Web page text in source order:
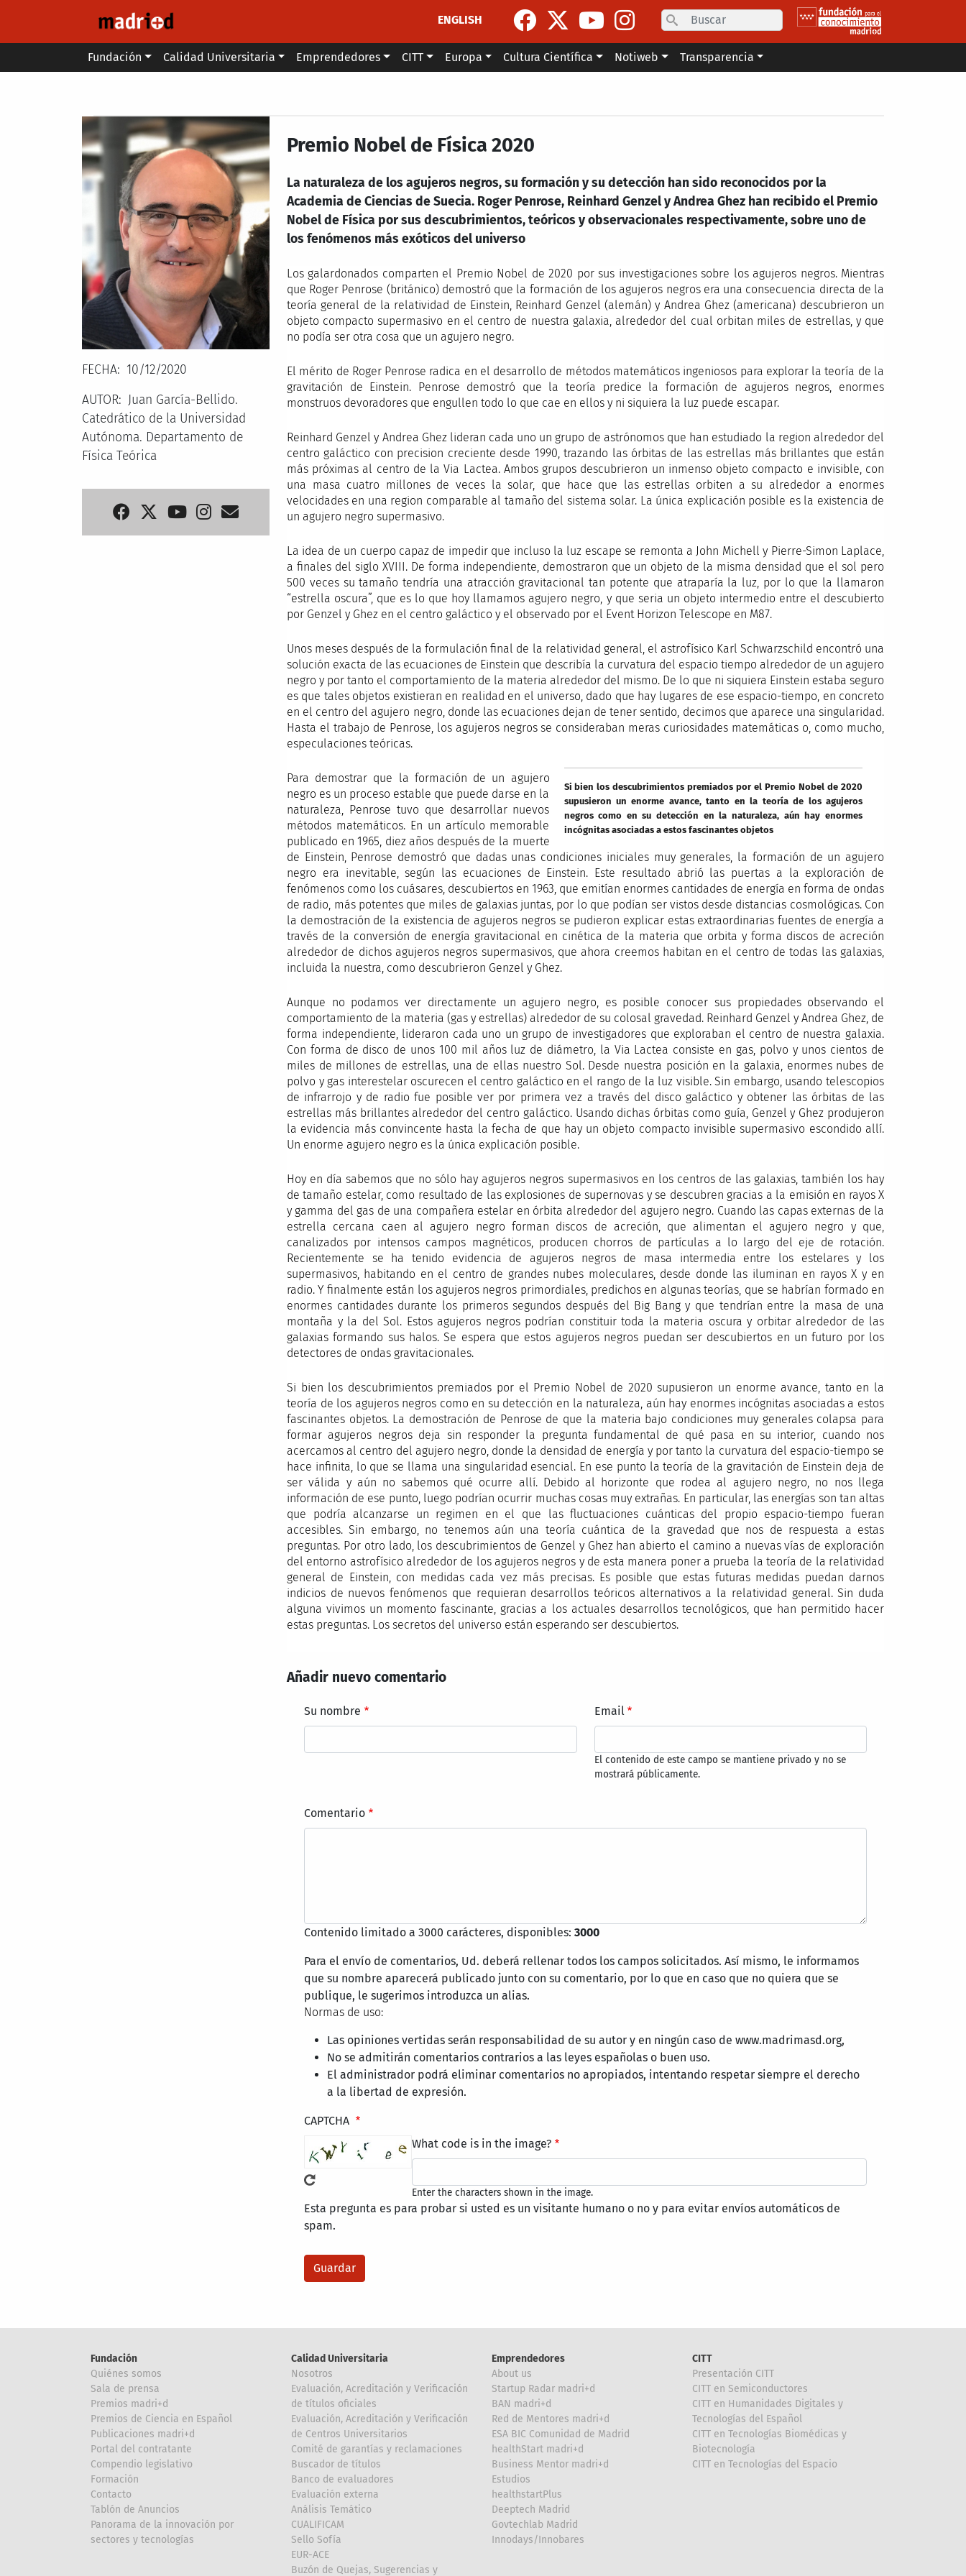
ENGLISH
Search
Main menu
Fundación Calidad Universitaria Emprendedores CITT Europa Cultura Científica Notiweb Transparencia
FECHA
10/12/2020
AUTOR
Juan García-Bellido.
Catedrático de la Universidad
Autónoma. Departamento de
Física Teórica
Premio Nobel de Física 2020
La naturaleza de los agujeros negros, su formación y su detección han sido reconocidos por la
Academia de Ciencias de Suecia. Roger Penrose, Reinhard Genzel y Andrea Ghez han recibido el Premio
Nobel de Física por sus descubrimientos, teóricos y observacionales respectivamente, sobre uno de
los fenómenos más exóticos del universo
Los galardonados comparten el Premio Nobel de 2020 por sus investigaciones sobre los agujeros negros. Mientras
que Roger Penrose (británico) demostró que la formación de los agujeros negros era una consecuencia directa de la
teoría general de la relatividad de Einstein, Reinhard Genzel (alemán) y Andrea Ghez (americana) descubrieron un
objeto compacto supermasivo en el centro de nuestra galaxia, alrededor del cual orbitan miles de estrellas, y que
no podía ser otra cosa que un agujero negro.
El mérito de Roger Penrose radica en el desarrollo de métodos matemáticos ingeniosos para explorar la teoría de la
gravitación de Einstein. Penrose demostró que la teoría predice la formación de agujeros negros, enormes
monstruos devoradores que engullen todo lo que cae en ellos y ni siquiera la luz puede escapar.
Reinhard Genzel y Andrea Ghez lideran cada uno un grupo de astrónomos que han estudiado la region alrededor del
centro galáctico con precision creciente desde 1990, trazando las órbitas de las estrellas más brillantes que están
más próximas al centro de la Via Lactea. Ambos grupos descubrieron un inmenso objeto compacto e invisible, con
una masa cuatro millones de veces la solar, que hace que las estrellas orbiten a su alrededor a enormes
velocidades en una region comparable al tamaño del sistema solar. La única explicación posible es la existencia de
un agujero negro supermasivo.
La idea de un cuerpo capaz de impedir que incluso la luz escape se remonta a John Michell y Pierre-Simon Laplace,
a finales del siglo XVIII. De forma independiente, demostraron que un objeto de la misma densidad que el sol pero
500 veces su tamaño tendría una atracción gravitacional tan potente que atraparía la luz, por lo que la llamaron
“estrella oscura”, que es lo que hoy llamamos agujero negro, y que seria un objeto intermedio entre el descubierto
por Genzel y Ghez en el centro galáctico y el observado por el Event Horizon Telescope en M87.
Unos meses después de la formulación final de la relatividad general, el astrofísico Karl Schwarzschild encontró una
solución exacta de las ecuaciones de Einstein que describía la curvatura del espacio tiempo alrededor de un agujero
negro y por tanto el comportamiento de la materia alrededor del mismo. De lo que ni siquiera Einstein estaba seguro
es que tales objetos existieran en realidad en el universo, dado que hay lugares de ese espacio-tiempo, en concreto
en el centro del agujero negro, donde las ecuaciones dejan de tener sentido, decimos que aparece una singularidad.
Hasta el trabajo de Penrose, los agujeros negros se consideraban meras curiosidades matemáticas o, como mucho,
especulaciones teóricas.
Si bien los descubrimientos premiados por el Premio Nobel de 2020
supusieron un enorme avance, tanto en la teoría de los agujeros
negros como en su detección en la naturaleza, aún hay enormes
incógnitas asociadas a estos fascinantes objetos
Para demostrar que la formación de un agujero
negro es un proceso estable que puede darse en la
naturaleza, Penrose tuvo que desarrollar nuevos
métodos matemáticos. En un artículo memorable
publicado en 1965, diez años después de la muerte
de Einstein, Penrose demostró que dadas unas condiciones iniciales muy generales, la formación de un agujero
negro era inevitable, según las ecuaciones de Einstein. Este resultado abrió las puertas a la exploración de
fenómenos como los cuásares, descubiertos en 1963, que emitían enormes cantidades de energía en forma de ondas
de radio, más potentes que miles de galaxias juntas, por lo que podían ser vistos desde distancias cosmológicas. Con
la demostración de la existencia de agujeros negros se pudieron explicar estas extraordinarias fuentes de energía a
través de la conversión de energía gravitacional en cinética de la materia que orbita y forma discos de acreción
alrededor de dichos agujeros negros supermasivos, que ahora creemos habitan en el centro de todas las galaxias,
incluida la nuestra, como descubrieron Genzel y Ghez.
Aunque no podamos ver directamente un agujero negro, es posible conocer sus propiedades observando el
comportamiento de la materia (gas y estrellas) alrededor de su colosal gravedad. Reinhard Genzel y Andrea Ghez, de
forma independiente, lideraron cada uno un grupo de investigadores que exploraban el centro de nuestra galaxia.
Con forma de disco de unos 100 mil años luz de diámetro, la Via Lactea consiste en gas, polvo y unos cientos de
miles de millones de estrellas, una de ellas nuestro Sol. Desde nuestra posición en la galaxia, enormes nubes de
polvo y gas interestelar oscurecen el centro galáctico en el rango de la luz visible. Sin embargo, usando telescopios
de infrarrojo y de radio fue posible ver por primera vez a través del disco galáctico y obtener las órbitas de las
estrellas más brillantes alrededor del centro galáctico. Usando dichas órbitas como guía, Genzel y Ghez produjeron
la evidencia más convincente hasta la fecha de que hay un objeto compacto invisible supermasivo escondido allí.
Un enorme agujero negro es la única explicación posible.
Hoy en día sabemos que no sólo hay agujeros negros supermasivos en los centros de las galaxias, también los hay
de tamaño estelar, como resultado de las explosiones de supernovas y se descubren gracias a la emisión en rayos X
y gamma del gas de una compañera estelar en órbita alrededor del agujero negro. Cuando las capas externas de la
estrella cercana caen al agujero negro forman discos de acreción, que alimentan el agujero negro y que,
canalizados por intensos campos magnéticos, producen chorros de partículas a lo largo del eje de rotación.
Recientemente se ha tenido evidencia de agujeros negros de masa intermedia entre los estelares y los
supermasivos, habitando en el centro de grandes nubes moleculares, desde donde las iluminan en rayos X y en
radio. Y finalmente están los agujeros negros primordiales, predichos en algunas teorías, que se habrían formado en
enormes cantidades durante los primeros segundos después del Big Bang y que tendrían entre la masa de una
montaña y la del Sol. Estos agujeros negros podrían constituir toda la materia oscura y orbitar alrededor de las
galaxias formando sus halos. Se espera que estos agujeros negros puedan ser descubiertos en un futuro por los
detectores de ondas gravitacionales.
Si bien los descubrimientos premiados por el Premio Nobel de 2020 supusieron un enorme avance, tanto en la
teoría de los agujeros negros como en su detección en la naturaleza, aún hay enormes incógnitas asociadas a estos
fascinantes objetos. La demostración de Penrose de que la materia bajo condiciones muy generales colapsa para
formar agujeros negros deja sin responder la pregunta fundamental de qué pasa en su interior, cuando nos
acercamos al centro del agujero negro, donde la densidad de energía y por tanto la curvatura del espacio-tiempo se
hace infinita, lo que se llama una singularidad esencial. En ese punto la teoría de la gravitación de Einstein deja de
ser válida y aún no sabemos qué ocurre allí. Debido al horizonte que rodea al agujero negro, no nos llega
información de ese punto, luego podrían ocurrir muchas cosas muy extrañas. En particular, las energías son tan altas
que podría alcanzarse un regimen en el que las fluctuaciones cuánticas del propio espacio-tiempo fueran
accesibles. Sin embargo, no tenemos aún una teoría cuántica de la gravedad que nos de respuesta a estas
preguntas. Por otro lado, los descubrimientos de Genzel y Ghez han abierto el camino a nuevas vías de exploración
del entorno astrofísico alrededor de los agujeros negros y de esta manera poner a prueba la teoría de la relatividad
general de Einstein, con medidas cada vez más precisas. Es posible que estas futuras medidas puedan darnos
indicios de nuevos fenómenos que requieran desarrollos teóricos alternativos a la relatividad general. Sin duda
alguna vivimos un momento fascinante, gracias a los actuales desarrollos tecnológicos, que han permitido hacer
estas preguntas. Los secretos del universo están esperando ser descubiertos.
Añadir nuevo comentario
Su nombre Email
El contenido de este campo se mantiene privado y no se
mostrará públicamente.
Comentario
Contenido limitado a 3000 carácteres, disponibles: 3000
Para el envío de comentarios, Ud. deberá rellenar todos los campos solicitados. Así mismo, le informamos
que su nombre aparecerá publicado junto con su comentario, por lo que en caso que no quiera que se
publique, le sugerimos introduzca un alias.
Normas de uso:
Las opiniones vertidas serán responsabilidad de su autor y en ningún caso de www.madrimasd.org,
No se admitirán comentarios contrarios a las leyes españolas o buen uso.
El administrador podrá eliminar comentarios no apropiados, intentando respetar siempre el derecho
a la libertad de expresión.
CAPTCHA
What code is in the image?
Enter the characters shown in the image.
Esta pregunta es para probar si usted es un visitante humano o no y para evitar envíos automáticos de
spam.
Fundación
Quiénes somos
Sala de prensa
Premios madri+d
Premios de Ciencia en Español
Publicaciones madri+d
Portal del contratante
Compendio legislativo
Formación
Contacto
Tablón de Anuncios
Panorama de la innovación por
sectores y tecnologías
Calidad Universitaria
Nosotros
Evaluación, Acreditación y Verificación
de títulos oficiales
Evaluación, Acreditación y Verificación
de Centros Universitarios
Comité de garantías y reclamaciones
Buscador de títulos
Banco de evaluadores
Evaluación externa
Análisis Temático
CUALIFICAM
Sello Sofía
EUR-ACE
Buzón de Quejas, Sugerencias y
Emprendedores
About us
Startup Radar madri+d
BAN madri+d
Red de Mentores madri+d
ESA BIC Comunidad de Madrid
healthStart madri+d
Business Mentor madri+d
Estudios
healthstartPlus
Deeptech Madrid
Govtechlab Madrid
Innodays/Innobares
CITT
Presentación CITT
CITT en Semiconductores
CITT en Humanidades Digitales y
Tecnologías del Español
CITT en Tecnologías Biomédicas y
Biotecnología
CITT en Tecnologías del Espacio